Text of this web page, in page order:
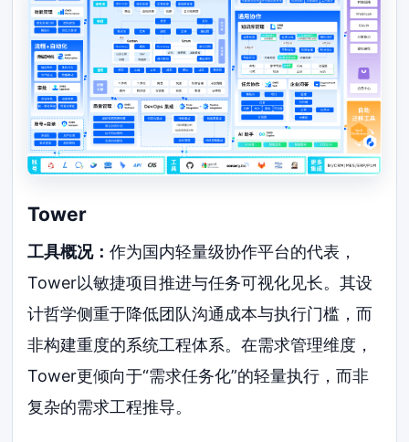
Tower
工具概况：作为国内轻量级协作平台的代表，
Tower以敏捷项目推进与任务可视化见长。其设
计哲学侧重于降低团队沟通成本与执行门槛，而
非构建重度的系统工程体系。在需求管理维度，
Tower更倾向于“需求任务化”的轻量执行，而非
复杂的需求工程推导。